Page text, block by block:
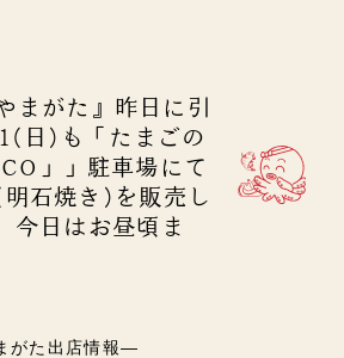
まがた』昨日に引
日)も「たまごの
」」駐車場にて
石焼き)を販売し
今日はお昼頃ま
がた出店情報―